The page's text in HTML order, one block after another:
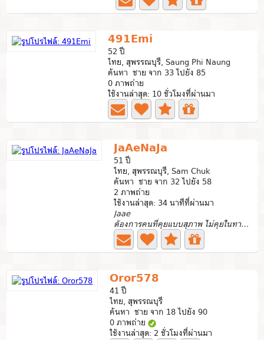
491Emi
52 ปี
ไทย, สุพรรณบุรี, Saung Phi Naung
ค้นหา ชาย จาก 33 ไปยัง 85
0 ภาพถ่าย
ใช้งานล่าสุด: 10 ชั่วโมงที่ผ่านมา
JaAeNaJa
51 ปี
ไทย, สุพรรณบุรี, Sam Chuk
ค้นหา ชาย จาก 32 ไปยัง 58
2 ภาพถ่าย
ใช้งานล่าสุด: 34 นาทีที่ผ่านมา
Jaae
ต้องการคนที่คุยแบบสุภาพ ไม่คุยในทางลามก
Oror578
41 ปี
ไทย, สุพรรณบุรี
ค้นหา ชาย จาก 18 ไปยัง 90
0 ภาพถ่าย
ใช้งานล่าสุด: 2 ชั่วโมงที่ผ่านมา